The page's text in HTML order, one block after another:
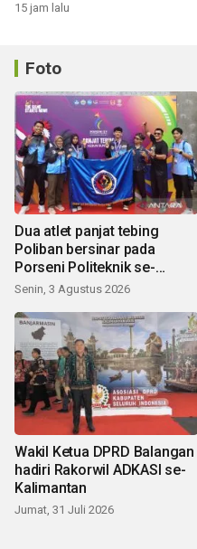
15 jam lalu
Foto
Dua atlet panjat tebing
Poliban bersinar pada
Porseni Politeknik se-
Indonesia 2026
Senin, 3 Agustus 2026
Wakil Ketua DPRD Balangan
hadiri Rakorwil ADKASI se-
Kalimantan
Jumat, 31 Juli 2026